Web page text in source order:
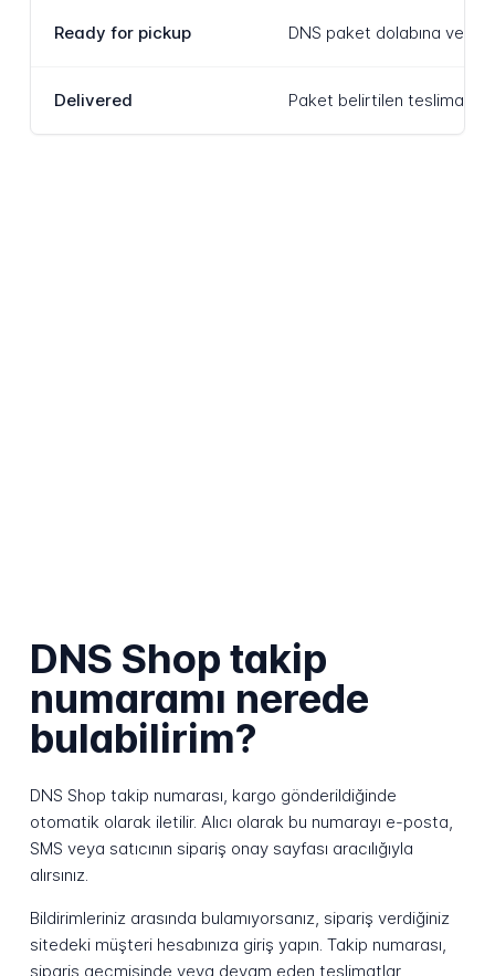
Ready for pickup DNS paket dolabına veya
Delivered Paket belirtilen teslimat
DNS Shop takip
numaramı nerede
bulabilirim?
DNS Shop takip numarası, kargo gönderildiğinde
otomatik olarak iletilir. Alıcı olarak bu numarayı e-posta,
SMS veya satıcının sipariş onay sayfası aracılığıyla
alırsınız.
Bildirimleriniz arasında bulamıyorsanız, sipariş verdiğiniz
sitedeki müşteri hesabınıza giriş yapın. Takip numarası,
sipariş geçmişinde veya devam eden teslimatlar